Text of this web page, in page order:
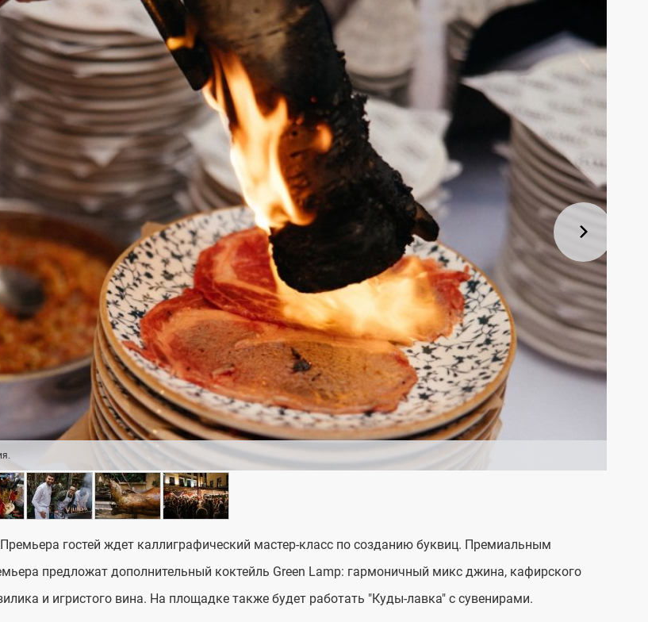
гостей ждет каллиграфический мастер-класс по созданию буквиц. Премиальным
предложат дополнительный коктейль Green Lamp: гармоничный микс джина, кафирского
и игристого вина. На площадке также будет работать "Куды-лавка" с сувенирами.